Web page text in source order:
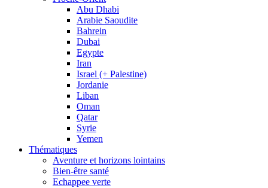
Abu Dhabi
Arabie Saoudite
Bahrein
Dubai
Egypte
Iran
Israel (+ Palestine)
Jordanie
Liban
Oman
Qatar
Syrie
Yemen
Thématiques
Aventure et horizons lointains
Bien-être santé
Echappee verte